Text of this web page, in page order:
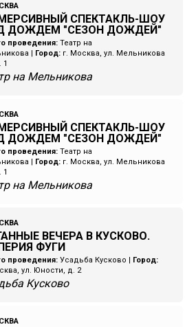
СПЕКТАКЛЬ-ШОУ
ДОЖДЕМ "СЕЗОН ДОЖДЕЙ"
проведения: Театр на
Город: г. Москва, ул. Мельникова
1
на Мельникова
СПЕКТАКЛЬ-ШОУ
ДОЖДЕМ "СЕЗОН ДОЖДЕЙ"
проведения: Театр на
Город: г. Москва, ул. Мельникова
1
на Мельникова
ВЕЧЕРА В КУСКОВО.
ФУГИ
проведения: Усадьба Кусково
Город:
ул. Юности, д. 2
Кусково